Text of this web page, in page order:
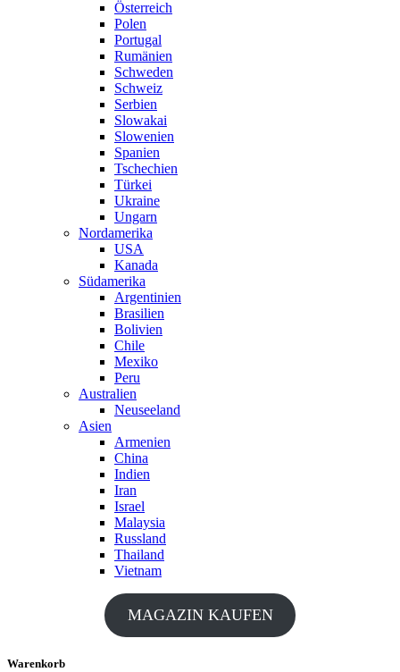
Österreich
Polen
Portugal
Rumänien
Schweden
Schweiz
Serbien
Slowakai
Slowenien
Spanien
Tschechien
Türkei
Ukraine
Ungarn
Nordamerika
USA
Kanada
Südamerika
Argentinien
Brasilien
Bolivien
Chile
Mexiko
Peru
Australien
Neuseeland
Asien
Armenien
China
Indien
Iran
Israel
Malaysia
Russland
Thailand
Vietnam
MAGAZIN KAUFEN
Warenkorb